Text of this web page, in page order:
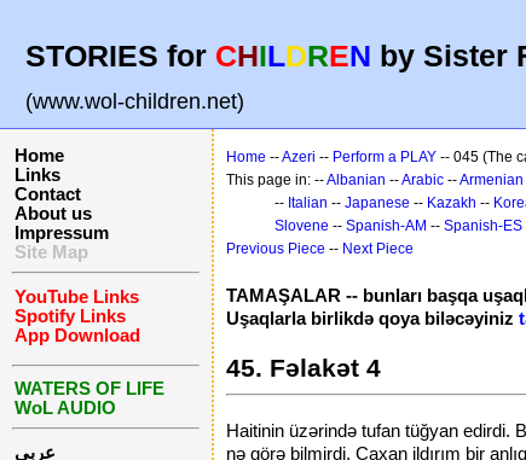
STORIES for CHILDREN by Sister
(www.wol-children.net)
Home
Links
Contact
About us
Impressum
Site Map
YouTube Links
Spotify Links
App Download
WATERS OF LIFE
WoL AUDIO
عربي
Home --Azeri -- Perform a PLAY -- 045 (The
This page in: --Albanian --Arabic --Armenian
-- Italian -- Japanese -- Kazakh --
Slovene -- Spanish-AM -- Spanish-ES
Previous Piece -- Next Piece
TAMAŞALAR -- bunları başqa
Uşaqlarla birlikdə qoya biləcəyiniz t
45. Fəlakət 4
Haitinin üzərində tufan tüğyan edirdi.
nə görə bilmirdi. Çaxan ildırım bir